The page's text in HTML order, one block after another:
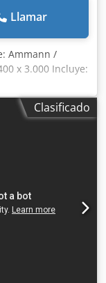
Llamar
Ammann /
x 3.000 Incluye:
Rsa –
La
granallada y
Clasificado